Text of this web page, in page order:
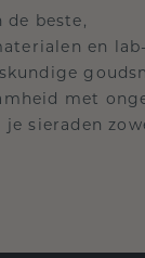
de beste,
en
met
je sieraden